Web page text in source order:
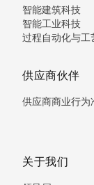
智能建筑科技
智能工业科技
过程自动化与工
供应商伙伴
供应商商业行为
关于我们